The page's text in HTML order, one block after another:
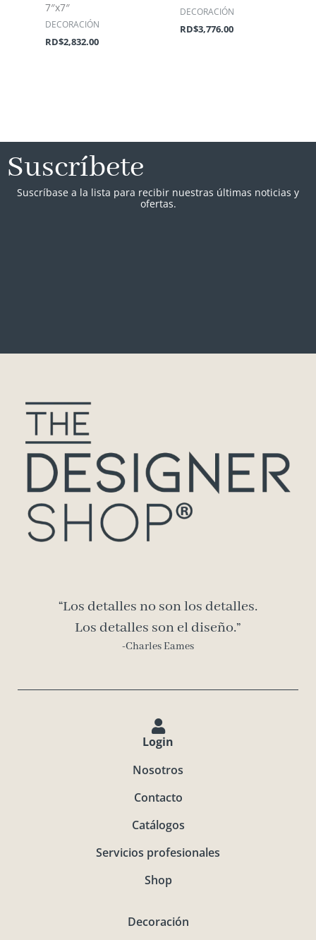
7″x7″
DECORACIÓN
RD$2,832.00
DECORACIÓN
RD$3,776.00
Suscríbete
Suscríbase a la lista para recibir nuestras últimas noticias y
ofertas.
“Los detalles no son los detalles.
Los detalles son el diseño.”
-Charles Eames
Login
Nosotros
Contacto
Catálogos
Servicios profesionales
Shop
Decoración